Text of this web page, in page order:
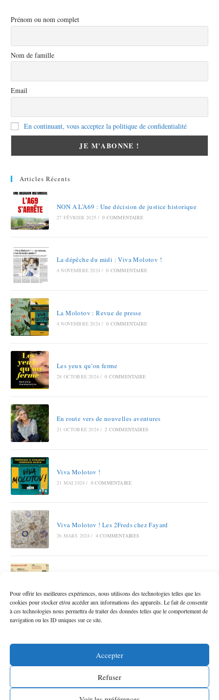
Pour offrir les meilleures expériences, nous utilisons des technologies telles que les
cookies pour stocker et/ou accéder aux informations des appareils. Le fait de consentir
à ces technologies nous permettra de traiter des données telles que le comportement de
navigation ou les ID uniques sur ce site.
Accepter
Refuser
Prénom ou nom complet
Nom de famille
Email
En continuant, vous acceptez la politique de confidentialité
Articles Récents
NON A L’A69 : Une décision de justice historique
27 FÉVRIER 2025 / 0 COMMENTAIRE
La dépêche du midi : Viva Molotov !
4 NOVEMBRE 2024 / 0 COMMENTAIRE
La Molotov : Revue de presse
4 NOVEMBRE 2024 / 0 COMMENTAIRE
Les yeux qu’on ferme
28 OCTOBRE 2024 / 0 COMMENTAIRE
En route vers de nouvelles aventures
21 OCTOBRE 2024 / 2 COMMENTAIRES
Viva Molotov !
21 MAI 2024 / 0 COMMENTAIRE
Viva Molotov ! Les 2Freds chez Fayard
26 MARS 2024 / 4 COMMENTAIRES